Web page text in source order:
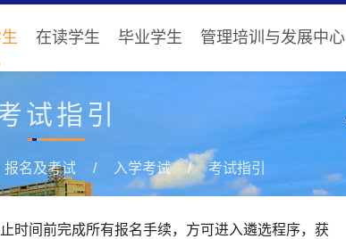
在读学生 毕业学生 管理培训与发展中心
试指引
报名及考试 入学考试 考试指引
间前完成所有报名手续，方可进入遴选程序，获